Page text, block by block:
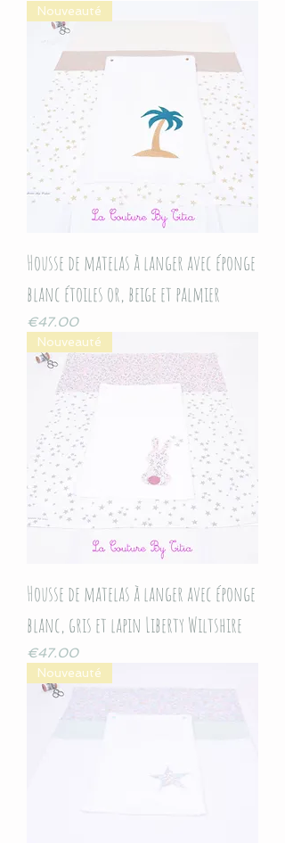
Nouveauté
Housse de matelas à langer avec éponge
blanc étoiles or, beige et palmier
Price
€47.00
Nouveauté
Housse de matelas à langer avec éponge
blanc, gris et lapin Liberty Wiltshire
Price
€47.00
Nouveauté